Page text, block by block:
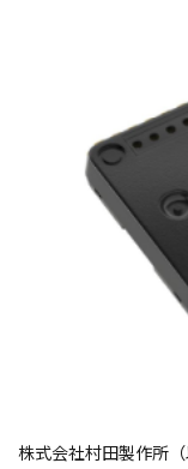
株式会社村田製作所